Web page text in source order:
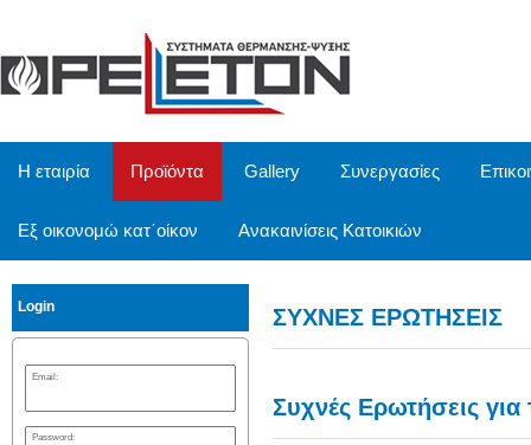
Η εταιρία Προϊόντα Gallery Συνεργασίες
Εξ οικονομώ κατ΄οίκον Ανακαινίσεις Κατοικιών
Login
Email:
Password:
ΣΥΧΝΕΣ ΕΡΩΤΗΣΕΙΣ
Συχνές Ερωτήσεις